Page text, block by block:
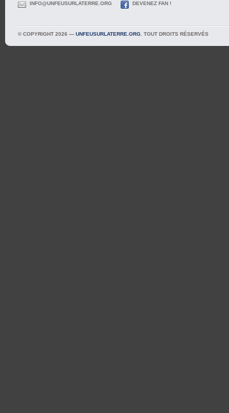
INFO@UNFEUSURLATERRE.ORG DEVENEZ FAN !
© COPYRIGHT 2026 — UNFEUSURLATERRE.ORG . TOUT DROITS RÉSERVÉS